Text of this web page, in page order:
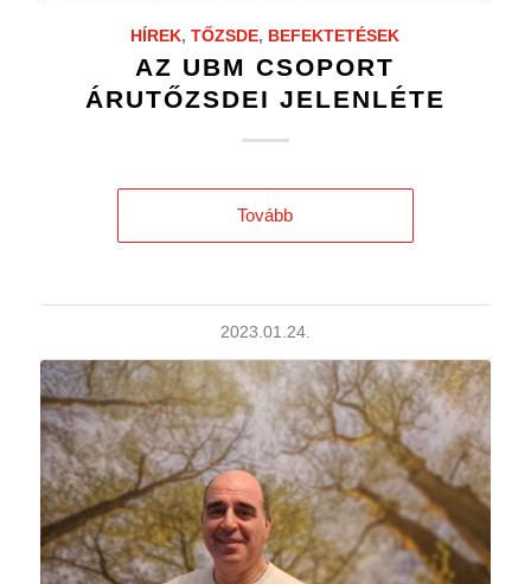
HÍREK,TŐZSDE, BEFEKTETÉSEK
AZ UBM CSOPORT
ÁRUTŐZSDEI JELENLÉTE
Tovább
2023.01.24.